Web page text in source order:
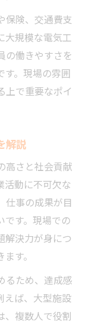
保険、交通費支
大規模な電気工
の働きやすさを
す。現場の雰囲
上で重要なポイ
解説
高さと社会貢献
活動に不可欠な
仕事の成果が目
です。現場での
解決力が身につ
す。
るため、達成感
えば、大型施設
、複数人で役割